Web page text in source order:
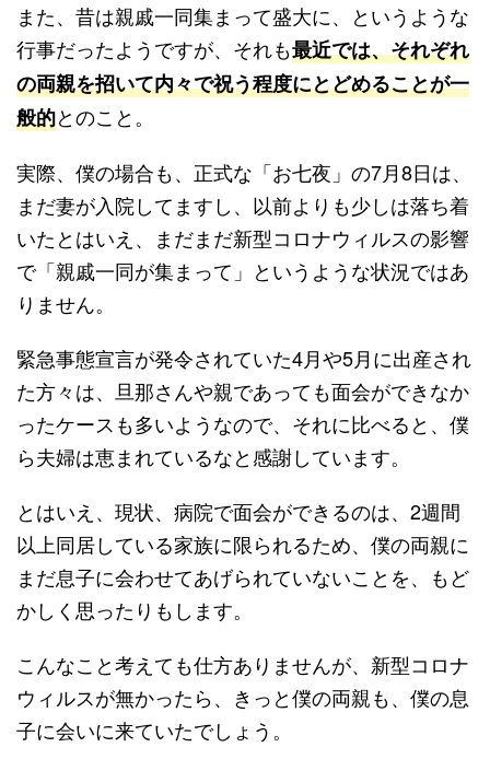
また、昔は親戚一同集まって盛大に、というような
行事だったようですが、それも最近では、それぞれ
の両親を招いて内々で祝う程度にとどめることが一
般的とのこと。
実際、僕の場合も、正式な「お七夜」の7月8日は、
まだ妻が入院してますし、以前よりも少しは落ち着
いたとはいえ、まだまだ新型コロナウィルスの影響
で「親戚一同が集まって」というような状況ではあ
りません。
緊急事態宣言が発令されていた4月や5月に出産され
た方々は、旦那さんや親であっても面会ができなか
ったケースも多いようなので、それに比べると、僕
ら夫婦は恵まれているなと感謝しています。
とはいえ、現状、病院で面会ができるのは、2週間
以上同居している家族に限られるため、僕の両親に
まだ息子に会わせてあげられていないことを、もど
かしく思ったりもします。
こんなこと考えても仕方ありませんが、新型コロナ
ウィルスが無かったら、きっと僕の両親も、僕の息
子に会いに来ていたでしょう。